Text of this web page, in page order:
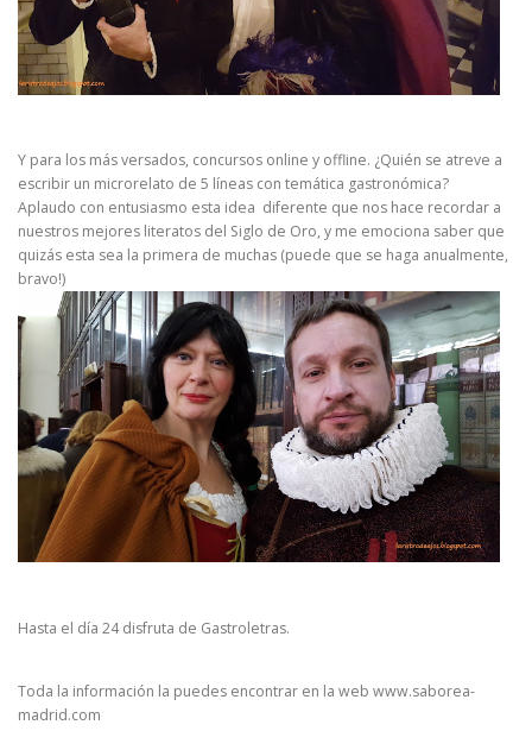
Y para los más versados, concursos online y offline. ¿Quién se atreve a
escribir un microrelato de 5 líneas con temática gastronómica?
Aplaudo con entusiasmo esta idea diferente que nos hace recordar a
nuestros mejores literatos del Siglo de Oro, y me emociona saber que
quizás esta sea la primera de muchas (puede que se haga anualmente,
bravo!)
Hasta el día 24 disfruta de Gastroletras.
Toda la información la puedes encontrar en la web www.saborea-
madrid.com